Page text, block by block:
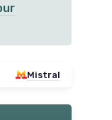
lireMistral